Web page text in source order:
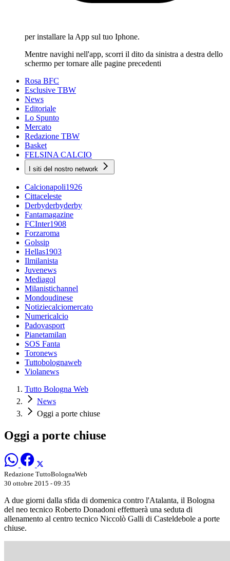
per installare la App sul tuo Iphone.
Mentre navighi nell'app, scorri il dito da sinistra a destra dello
schermo per tornare alle pagine precedenti
Rosa BFC
Esclusive TBW
News
Editoriale
Lo Spunto
Mercato
Redazione TBW
Basket
FELSINA CALCIO
I siti del nostro network
Calcionapoli1926
Cittaceleste
Derbyderbyderby
Fantamagazine
FCInter1908
Forzaroma
Golssip
Hellas1903
Ilmilanista
Juvenews
Mediagol
Milanistichannel
Mondoudinese
Notiziecalciomercato
Numericalcio
Padovasport
Pianetamilan
SOS Fanta
Toronews
Tuttobolognaweb
Violanews
Tutto Bologna Web
News
Oggi a porte chiuse
Oggi a porte chiuse
Redazione TuttoBolognaWeb
30 ottobre 2015 - 09:35
A due giorni dalla sfida di domenica contro l'Atalanta, il Bologna
del neo tecnico Roberto Donadoni effettuerà una seduta di
allenamento al centro tecnico Niccolò Galli di Casteldebole a porte
chiuse.